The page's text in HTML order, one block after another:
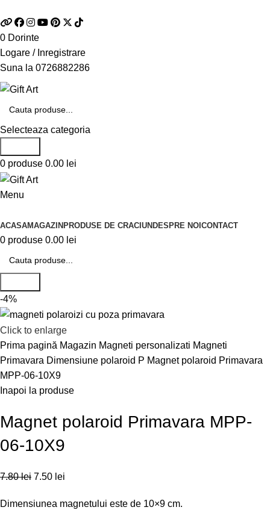
0 Dorinte
Logare / Inregistrare
Suna la 0726882286
Selecteaza categoria
0 produse 0.00 lei
Menu
ACASAMAGAZINPRODUSE DE CRACIUNDESPRE NOICONTACT
0 produse 0.00 lei
-4%
Click to enlarge
Prima pagină Magazin Magneti personalizati Magneti
Primavara Dimensiune polaroid P Magnet polaroid Primavara
MPP-06-10X9
Inapoi la produse
Magnet polaroid Primavara MPP-
06-10X9
7.80lei 7.50 lei
Dimensiunea magnetului este de 10×9 cm.